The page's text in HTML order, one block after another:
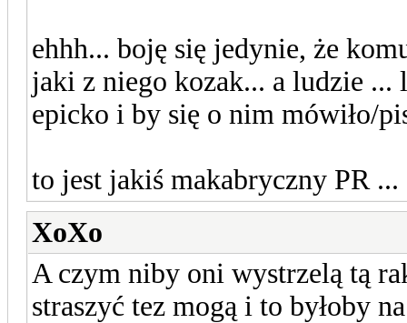
ehhh... boję się jedynie, że
jaki z niego kozak... a ludzie ...
epicko i by się o nim mówiło/
to jest jakiś makabryczny PR
XoXo
A czym niby oni wystrzelą tą
straszyć tez mogą i to byłoby